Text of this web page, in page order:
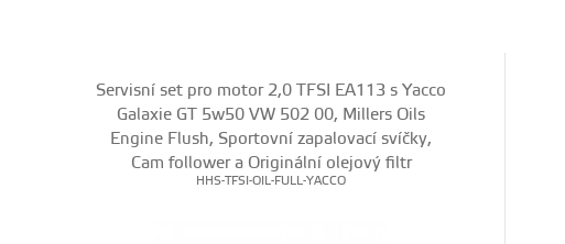
Servisní set pro motor 2,0 TFSI EA113 s Yacco
Galaxie GT 5w50 VW 502 00, Millers Oils
Engine Flush, Sportovní zapalovací svíčky,
Cam follower a Originální olejový filtr
HHS-TFSI-OIL-FULL-YACCO